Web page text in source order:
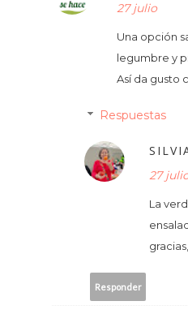
27 julio
Una opción
legumbre y
Así da gusto
Respuestas
27
La
Responder